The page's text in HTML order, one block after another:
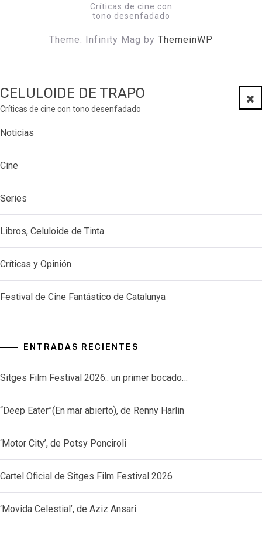
Críticas de cine con
tono desenfadado
Theme: Infinity Mag by ThemeinWP
CELULOIDE DE TRAPO
Críticas de cine con tono desenfadado
Noticias
Cine
Series
Libros, Celuloide de Tinta
Críticas y Opinión
Festival de Cine Fantástico de Catalunya
ENTRADAS RECIENTES
Sitges Film Festival 2026.. un primer bocado…
“Deep Eater”(En mar abierto), de Renny Harlin
‘Motor City’, de Potsy Ponciroli
Cartel Oficial de Sitges Film Festival 2026
‘Movida Celestial’, de Aziz Ansari.